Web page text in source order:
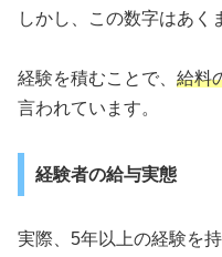
しかし、この数字はあく
経験を積むことで、 給料
言われています。
経験者の給与実態
実際、5年以上の経験を